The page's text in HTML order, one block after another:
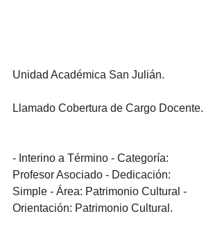
Unidad Académica San Julián.
Llamado Cobertura de Cargo Docente.
- Interino a Término - Categoría:
Profesor Asociado - Dedicación:
Simple - Área: Patrimonio Cultural -
Orientación: Patrimonio Cultural.